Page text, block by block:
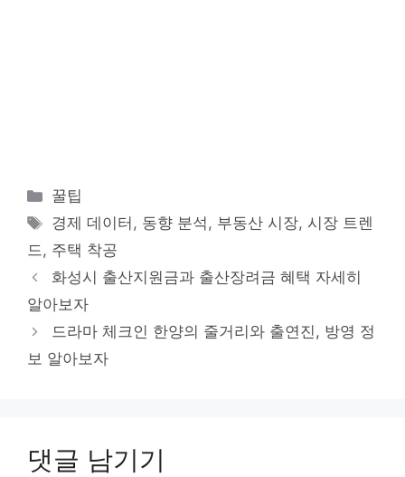
카
테
리
꿀팁
태
그
경제 데이터 , 동향 분석, 부동산 시장,시장 트렌
드, 주택 착공
화성시 출산지원금과 출산장려금 혜택 자세히
알아보자
드라마 체크인 한양의 줄거리와 출연진, 방영 정
보 알아보자
댓글 남기기